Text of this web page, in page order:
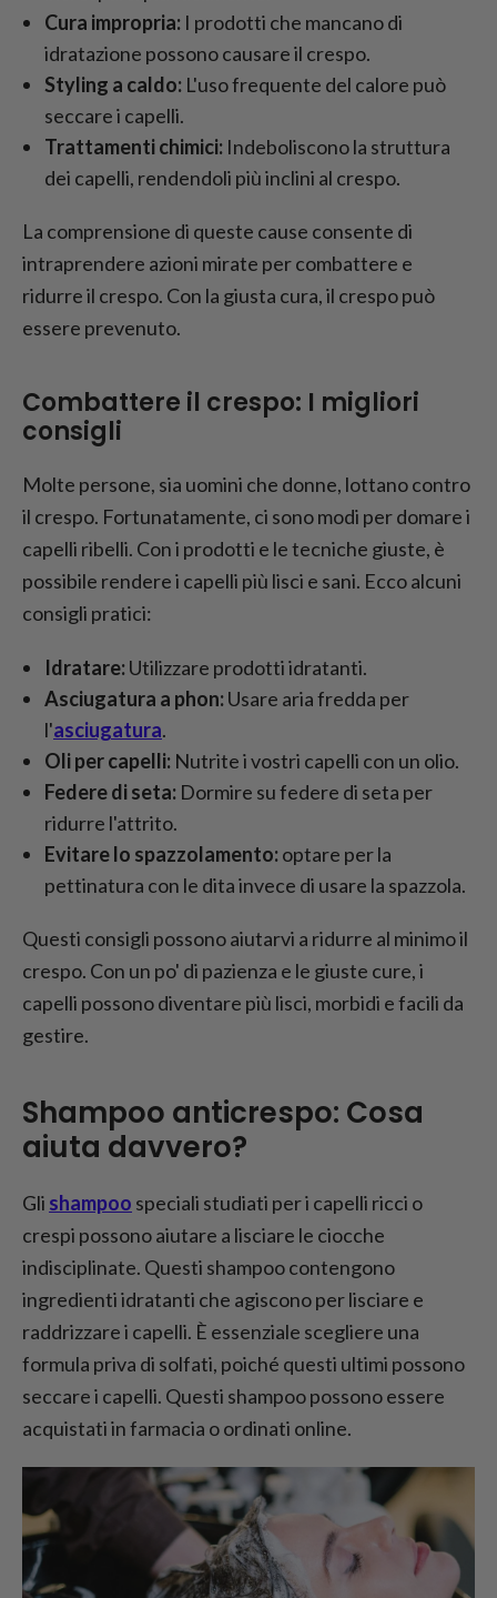
Cura impropria: I prodotti che mancano di
idratazione possono causare il crespo.
Styling a caldo: L'uso frequente del calore può
seccare i capelli.
Trattamenti chimici: Indeboliscono la struttura
dei capelli, rendendoli più inclini al crespo.
La comprensione di queste cause consente di
intraprendere azioni mirate per combattere e
ridurre il crespo. Con la giusta cura, il crespo può
essere prevenuto.
Combattere il crespo: I migliori
consigli
Molte persone, sia uomini che donne, lottano contro
il crespo. Fortunatamente, ci sono modi per domare i
capelli ribelli. Con i prodotti e le tecniche giuste, è
possibile rendere i capelli più lisci e sani. Ecco alcuni
consigli pratici:
Idratare:Utilizzare prodotti idratanti.
Asciugatura a phon:Usare aria fredda per
l'asciugatura.
Oli per capelli: Nutrite i vostri capelli con un olio.
Federe di seta: Dormire su federe di seta per
ridurre l'attrito.
Evitare lo spazzolamento:optare per la
pettinatura con le dita invece di usare la spazzola.
Questi consigli possono aiutarvi a ridurre al minimo il
crespo. Con un po' di pazienza e le giuste cure, i
capelli possono diventare più lisci, morbidi e facili da
gestire.
Shampoo anticrespo: Cosa
aiuta davvero?
Gli shampoo speciali studiati per i capelli ricci o
crespi possono aiutare a lisciare le ciocche
indisciplinate. Questi shampoo contengono
ingredienti idratanti che agiscono per lisciare e
raddrizzare i capelli. È essenziale scegliere una
formula priva di solfati, poiché questi ultimi possono
seccare i capelli. Questi shampoo possono essere
acquistati in farmacia o ordinati online.